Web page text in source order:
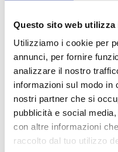
Questo sito web utilizza
Utilizziamo i cookie per
annunci, per fornire
analizzare il nostro
informazioni sul modo in
nostri partner che si
pubblicità e social
con altre informazioni
raccolto dal tuo utilizzo